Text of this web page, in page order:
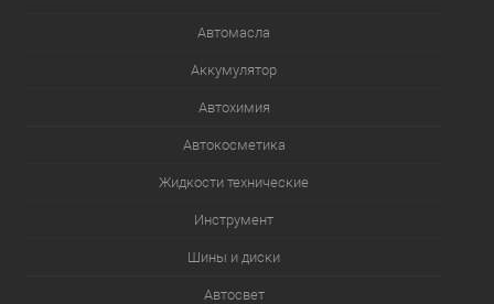
Автомасла
Аккумулятор
Автохимия
Автокосметика
Жидкости технические
Инструмент
Шины и диски
Автосвет